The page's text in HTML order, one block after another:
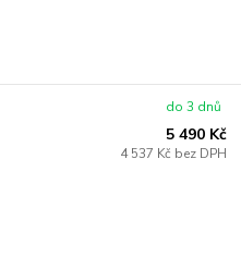
5 490 Kč
4 537 Kč bez DPH
do 3 dnů